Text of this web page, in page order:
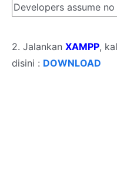
2. Jalankan XAMPP,
disini : DOWNLOAD